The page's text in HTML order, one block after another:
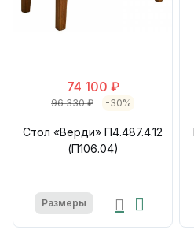
74 100 ₽
96 330 ₽ -30%
Стол «Верди» П4.487.4.12
(П106.04)
Размеры